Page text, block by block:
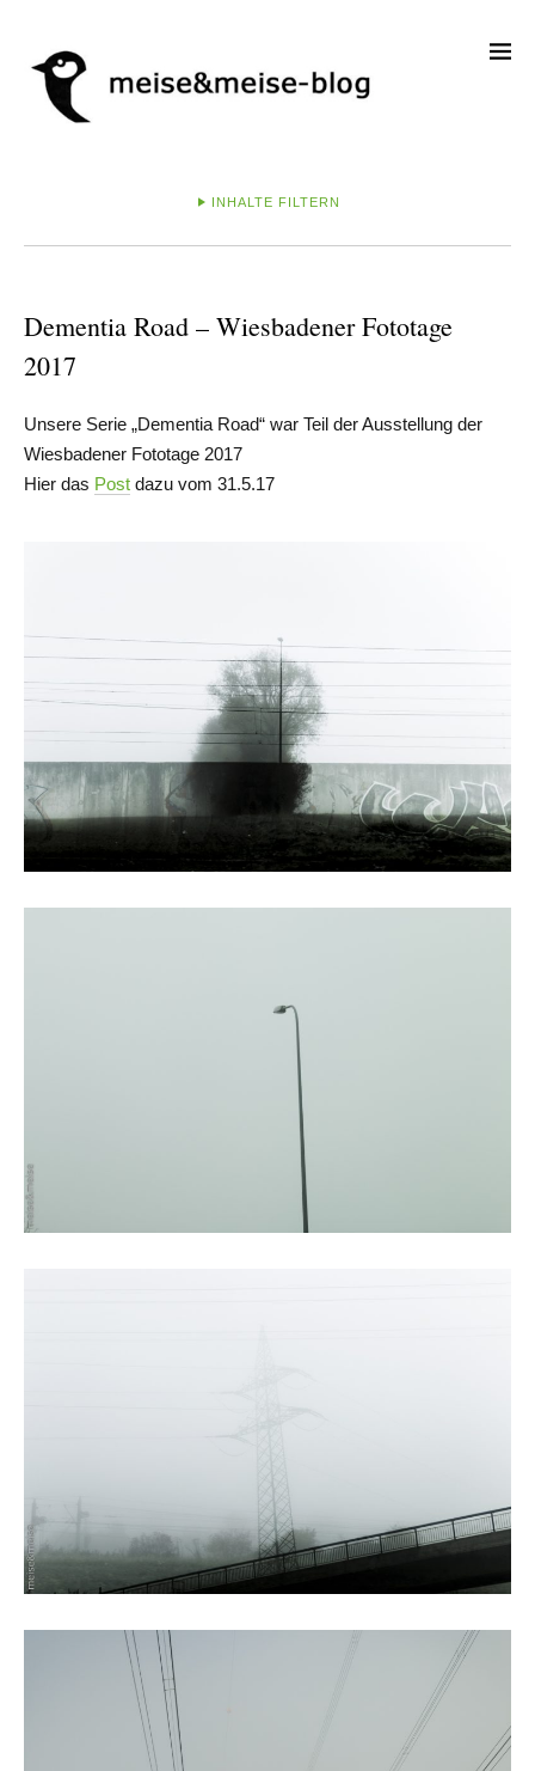
INHALTE FILTERN
Dementia Road – Wiesbadener Fototage
2017
Unsere Serie „Dementia Road“ war Teil der Ausstellung der
Wiesbadener Fototage 2017
Hier das Post dazu vom 31.5.17